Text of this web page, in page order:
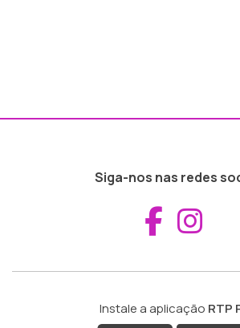
Siga-nos nas redes
Instale a aplicação RTP